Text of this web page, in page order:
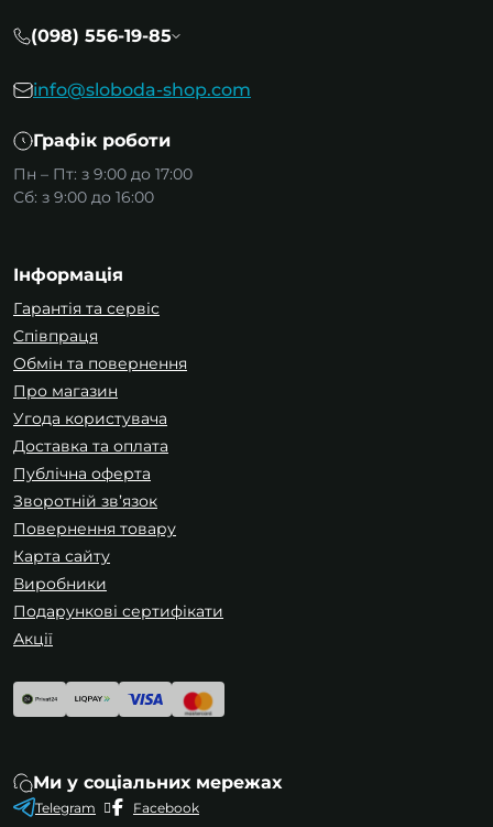
(098) 556-19-85
info@sloboda-shop.com
Графік роботи
Пн – Пт: з 9:00 до 17:00
Сб: з 9:00 до 16:00
Інформація
Гарантія та сервіс
Співпраця
Обмін та повернення
Про магазин
Угода користувача
Доставка та оплата
Публічна оферта
Зворотній зв’язок
Повернення товару
Карта сайту
Виробники
Подарункові сертифікати
Акції
Ми у соціальних мережах
Telegram Facebook